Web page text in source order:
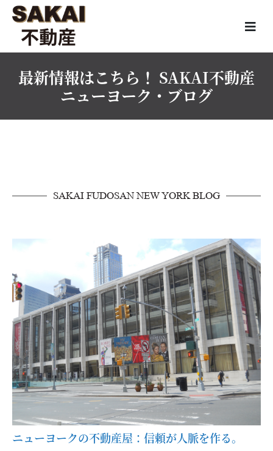
最新情報はこちら！ SAKAI不動産
ニューヨーク・ブログ
SAKAI FUDOSAN NEW YORK BLOG
ニューヨークの不動産屋：信頼が人脈を作る。